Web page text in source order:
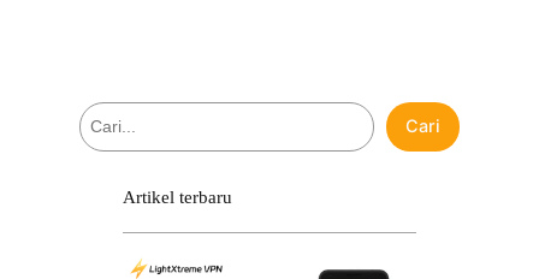
C
a
Cari
Artikel terbaru